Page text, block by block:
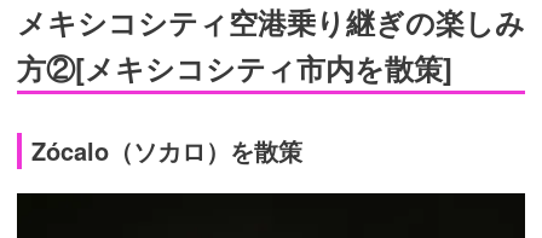
メキシコシティ空港乗り継ぎの楽しみ
方②[メキシコシティ市内を散策]
Zócalo（ソカロ）を散策